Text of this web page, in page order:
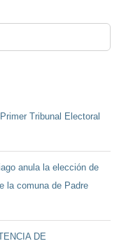
Tribunal Electoral
anula la elección de
la comuna de Padre
DE